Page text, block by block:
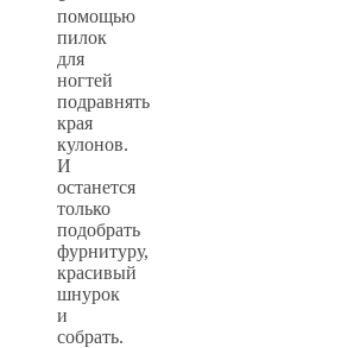
помощью
пилок
для
ногтей
подравнять
края
кулонов.
И
останется
только
подобрать
фурнитуру,
красивый
шнурок
и
собрать.